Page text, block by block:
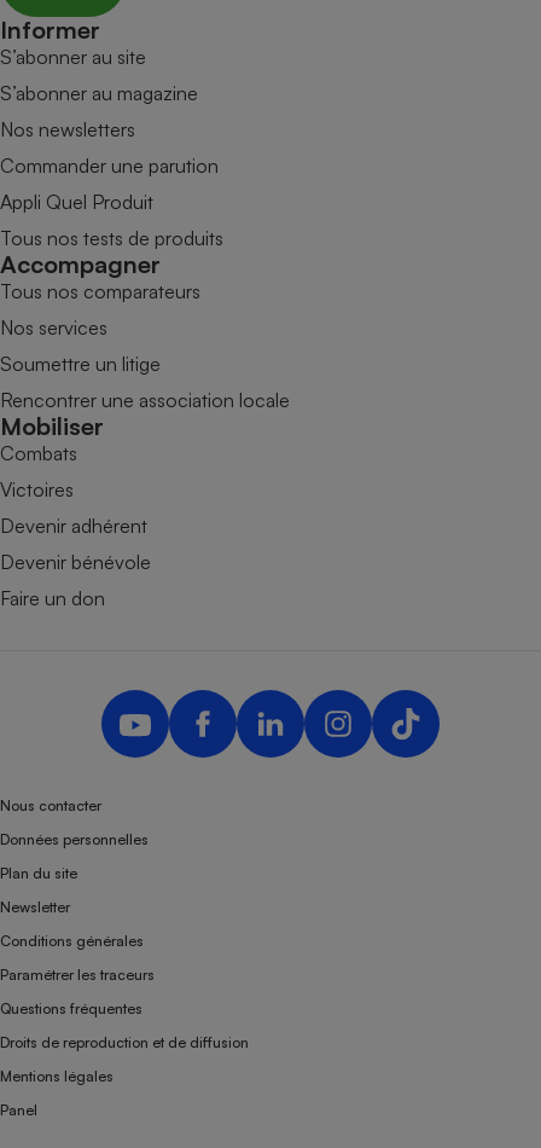
Informer
S’abonner au site
S’abonner au magazine
Nos newsletters
Commander une parution
Appli Quel Produit
Tous nos tests de produits
Accompagner
Tous nos comparateurs
Nos services
Soumettre un litige
Rencontrer une association locale
Mobiliser
Combats
Victoires
Devenir adhérent
Devenir bénévole
Faire un don
Nous contacter
Données personnelles
Plan du site
Newsletter
Conditions générales
Paramétrer les traceurs
Questions fréquentes
Droits de reproduction et de diffusion
Mentions légales
Panel